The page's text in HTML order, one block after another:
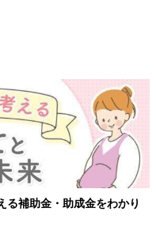
【ワクチン接種できるものも